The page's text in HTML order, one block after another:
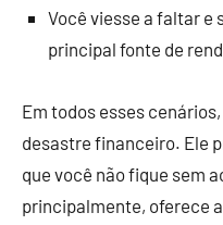
Você viesse a faltar e
principal fonte de
Em todos esses
desastre financeiro. Ele
que você não fique sem
principalmente, oferece a